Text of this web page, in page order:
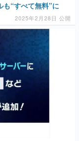
も“すべて無料”に
2025年2月28日 公開